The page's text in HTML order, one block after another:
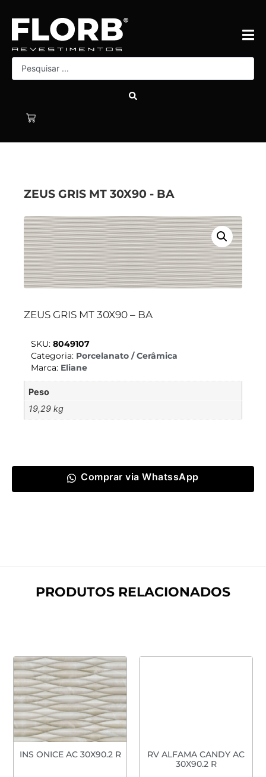
ZEUS GRIS MT 30X90 - BA
ZEUS GRIS MT 30X90 – BA
SKU: 8049107
Categoria: Porcelanato / Cerâmica
Marca: Eliane
Peso
19,29 kg
Comprar via WhatssApp
PRODUTOS RELACIONADOS
INS ONICE AC 30X90.2 R
RV ALFAMA CANDY AC
30X90.2 R